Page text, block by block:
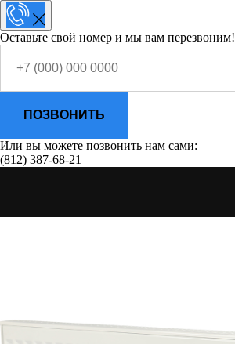
Оставьте свой номер и мы вам перезвоним!
ПОЗВОНИТЬ
Или вы можете позвонить нам сами:
(812) 387-68-21